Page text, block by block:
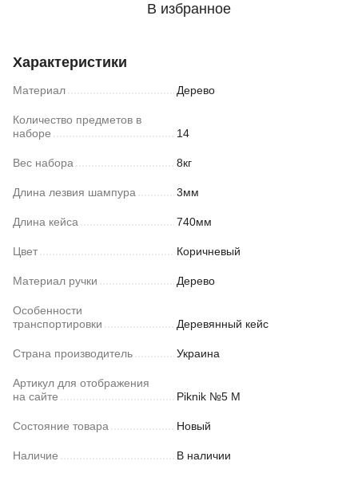
В избранное
Характеристики
Материал Дерево
Количество предметов в
наборе
14
Вес набора 8кг
Длина лезвия шампура 3мм
Длина кейса 740мм
Цвет Коричневый
Материал ручки Дерево
Особенности
транспортировки
Деревянный кейс
Страна производитель Украина
Артикул для отображения
на сайте
Piknik №5 M
Состояние товара Новый
Наличие В наличии